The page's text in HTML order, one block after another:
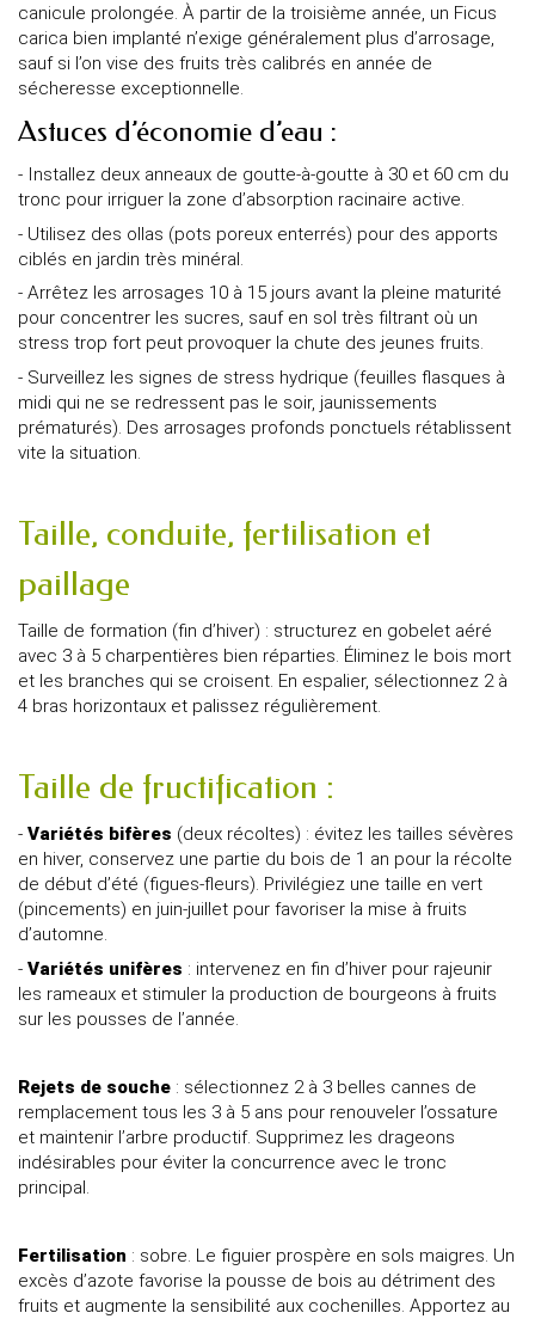
canicule prolongée. À partir de la troisième année, un Ficus
carica bien implanté n’exige généralement plus d’arrosage,
sauf si l’on vise des fruits très calibrés en année de
sécheresse exceptionnelle.
Astuces d’économie d’eau :
- Installez deux anneaux de goutte-à-goutte à 30 et 60 cm du
tronc pour irriguer la zone d’absorption racinaire active.
- Utilisez des ollas (pots poreux enterrés) pour des apports
ciblés en jardin très minéral.
- Arrêtez les arrosages 10 à 15 jours avant la pleine maturité
pour concentrer les sucres, sauf en sol très filtrant où un
stress trop fort peut provoquer la chute des jeunes fruits.
- Surveillez les signes de stress hydrique (feuilles flasques à
midi qui ne se redressent pas le soir, jaunissements
prématurés). Des arrosages profonds ponctuels rétablissent
vite la situation.
Taille, conduite, fertilisation et
paillage
Taille de formation (fin d’hiver) : structurez en gobelet aéré
avec 3 à 5 charpentières bien réparties. Éliminez le bois mort
et les branches qui se croisent. En espalier, sélectionnez 2 à
4 bras horizontaux et palissez régulièrement.
Taille de fructification :
- Variétés bifères (deux récoltes) : évitez les tailles sévères
en hiver, conservez une partie du bois de 1 an pour la récolte
de début d’été (figues-fleurs). Privilégiez une taille en vert
(pincements) en juin-juillet pour favoriser la mise à fruits
d’automne.
- Variétés unifères : intervenez en fin d’hiver pour rajeunir
les rameaux et stimuler la production de bourgeons à fruits
sur les pousses de l’année.
Rejets de souche : sélectionnez 2 à 3 belles cannes de
remplacement tous les 3 à 5 ans pour renouveler l’ossature
et maintenir l’arbre productif. Supprimez les drageons
indésirables pour éviter la concurrence avec le tronc
principal.
Fertilisation : sobre. Le figuier prospère en sols maigres. Un
excès d’azote favorise la pousse de bois au détriment des
fruits et augmente la sensibilité aux cochenilles. Apportez au